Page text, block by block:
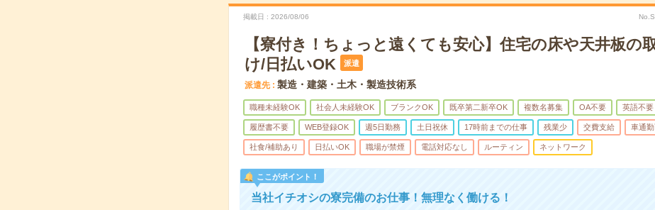
掲載日 2026/08/06
【寮付き！ちょっと遠くても安心】住宅の床や天井板の
け/日払いOK
派遣
派遣先 製造・建築・土木・製造技術系
職種未経験OK 社会人未経験OK ブランクOK 既卒第二新卒OK 複数名募集 OA不要 英語不要
履歴書不要 WEB登録OK 週5日勤務 土日祝休 17時前までの仕事 残業少 交費支給 車通
社食/補助あり 日払いOK 職場が禁煙 電話対応なし ルーティン ネットワーク
ここがポイント！
当社イチオシの寮完備のお仕事！無理なく働ける！